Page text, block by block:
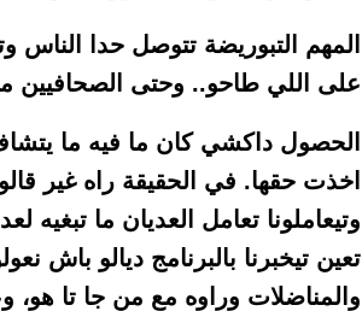
المهم التبوريضة تتوصل حدا
على اللي طاحو.. وحتى الصحافيين
الحصول داكشي كان ما فيه ما
اخذت حقها. في الحقيقة راه غير
وتيعاملونا تعامل العديان ما تبغيه
تعين تيخبرنا بالبرنامج ديالو باش
والمناضلات وراوه مع من جا تا